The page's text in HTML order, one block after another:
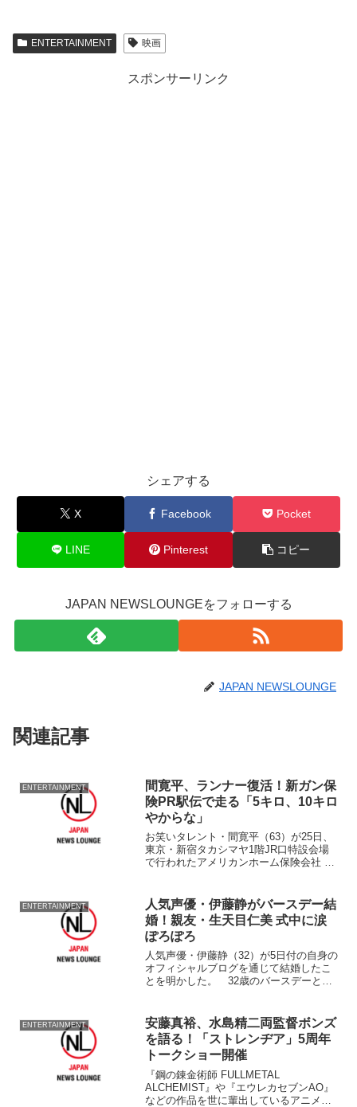
ENTERTAINMENT 映画
スポンサーリンク
シェアする
X Facebook Pocket
LINE Pinterest コピー
JAPAN NEWSLOUNGEをフォローする
JAPAN NEWSLOUNGE
関連記事
ENTERTAINMENT
間寛平、ランナー復活！新ガン保
険PR駅伝で走る「5キロ、10キロ
やからな」
お笑いタレント・間寛平（63）が25日、
東京・新宿タカシマヤ1階JR口特設会場
で行われたアメリカンホーム保険会社 日
場し、「5キロ、10キロですからね」と、
駅伝ランナー...
ENTERTAINMENT
人気声優・伊藤静がバースデー結
婚！親友・生天目仁美 式中に涙
ぽろぽろ
人気声優・伊藤静（32）が5日付の自身の
オフィシャルブログを通じて結婚したこ
とを明かした。 32歳のバースデーとな
た。 同ブログでは純白のヴェールに包
まれた後ろ姿の...
ENTERTAINMENT
安藤真裕、水島精二両監督ボンズ
を語る！「ストレンヂア」5周年
トークショー開催
『鋼の錬金術師 FULLMETAL
ALCHEMIST』や『エウレカセブンAO』
などの作品を世に輩出しているアニメ制